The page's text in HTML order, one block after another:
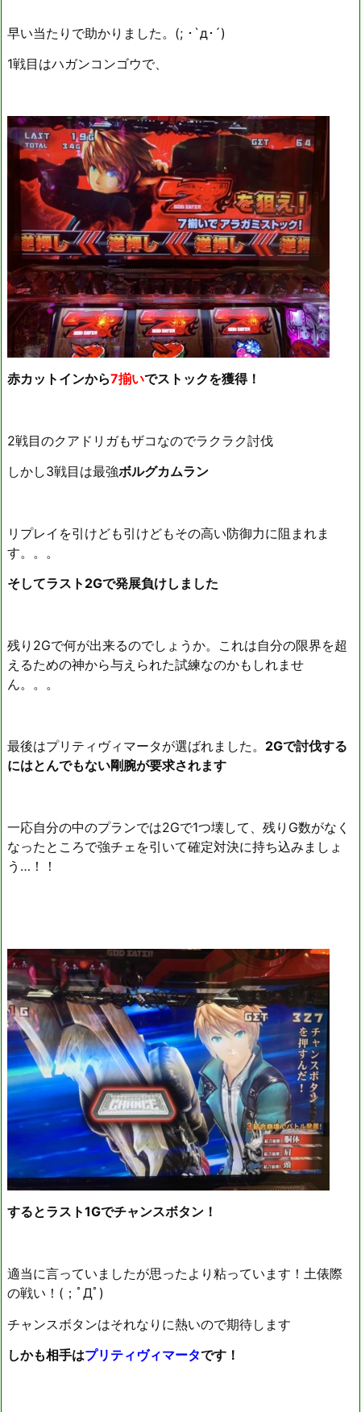
早い当たりで助かりました。(; ･`д･´)
1戦目はハガンコンゴウで、
赤カットインから7揃いでストックを獲得！
2戦目のクアドリガもザコなのでラクラク討伐
しかし3戦目は最強ボルグカムラン
リプレイを引けども引けどもその高い防御力に阻まれま
す。。。
そしてラスト2Gで発展負けしました
残り2Gで何が出来るのでしょうか。これは自分の限界を超
えるための神から与えられた試練なのかもしれませ
ん。。。
最後はプリティヴィマータが選ばれました。 2Gで討伐する
にはとんでもない剛腕が要求されます
一応自分の中のプランでは2Gで1つ壊して、残りG数がなく
なったところで強チェを引いて確定対決に持ち込みましょ
う…！！
するとラスト1Gでチャンスボタン！
適当に言っていましたが思ったより粘っています！土俵際
の戦い！(；ﾟДﾟ)
チャンスボタンはそれなりに熱いので期待します
しかも相手はプリティヴィマータです！